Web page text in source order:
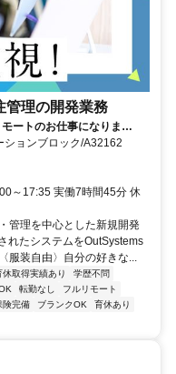
管理の開発業務
ートのお仕事になりま
ョンブロック/A32162
～17:35 実働7時間45分 休
管理を中心とした新規開発
れたシステムをOutSystems
服装自由〉自分の好きな...
休取得実績あり
学歴不問
転勤なし
フルリモート
険完備 ブランクOK
育休あり